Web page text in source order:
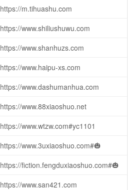
https://m.tihuashu.com
https://www.shiliushuwu.com
https://www.shanhuzs.com
https://www.haipu-xs.com
https://www.dashumanhua.com
https://www.88xiaoshuo.net
https://www.wtzw.com#yc1101
https://www.3uxiaoshuo.com#🎃
https://fiction.fengduxiaoshuo.com#🎃
https://www.san421.com